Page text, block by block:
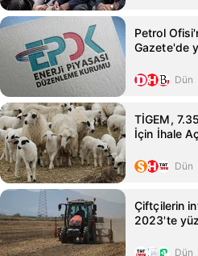
Petrol
Gazete'de
Dün
TİGEM,
İçin İhale
Dün
Çiftçilerin
2023'te
Dün